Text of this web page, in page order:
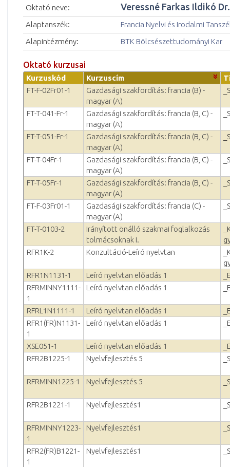
Oktató neve: Veressné Farkas Ildikó Dr.
Alaptanszék:
Francia Nyelvi és Irodalmi
Alapintézmény:
BTK Bölcsészettudományi Kar
Oktató kurzusai
Kurzuskód Kurzuscím
FT-F-02Fr01-1
Gazdasági szakfordítás: francia (B) -
magyar (A)
FT-T-041-Fr-1
Gazdasági szakfordítás: francia (B, C) -
magyar (A)
FT-T-051-Fr-1
Gazdasági szakfordítás: francia (B, C) -
magyar (A)
FT-T-04Fr-1
Gazdasági szakfordítás: francia (B, C) -
magyar (A)
FT-T-05Fr-1
Gazdasági szakfordítás: francia (B, C) -
magyar (A)
FT-F-03Fr01-1
Gazdasági szakfordítás: francia (C) -
magyar (A)
FT-T-0103-2
Irányított önálló szakmai foglalkozás
tolmácsoknak I.
RFR1K-2
Konzultáció-Leíró nyelvtan
RFR1N1131-1
Leíró nyelvtan előadás 1
RFRMINNY1111-
1
Leíró nyelvtan előadás 1
RFRL1N1111-1 Leíró nyelvtan előadás 1
RFR1(FR)N1131-
1
Leíró nyelvtan előadás 1
XSE051-1 Leíró nyelvtan előadás 1
RFR2B1225-1
Nyelvfejlesztés 5
RFRMINN1225-1 Nyelvfejlesztés 5
RFR2B1221-1 Nyelvfejlesztés1
RFRMINNY1223-
1
Nyelvfejlesztés1
RFR2(FR)B1221-
1
Nyelvfejlesztés1